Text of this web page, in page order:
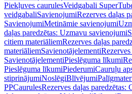
Piekļuves caurulesVeidgabali
veidgabaliSavienojumiRezerves daļas
SavienojumiMetināmie savienojumi
daļas paredzētas: Uzmavu savienojumi
citiem materiāliemRezerves daļas
materiāliemSavienotājelementiRezerves
SavienotājelementiPieslēguma līkumi
Pieslēguma līkumiPiederumiCauruļu
stiprinājumiNoslēgiBlīvējumi
PPCaurulesRezerves daļas paredzētas: